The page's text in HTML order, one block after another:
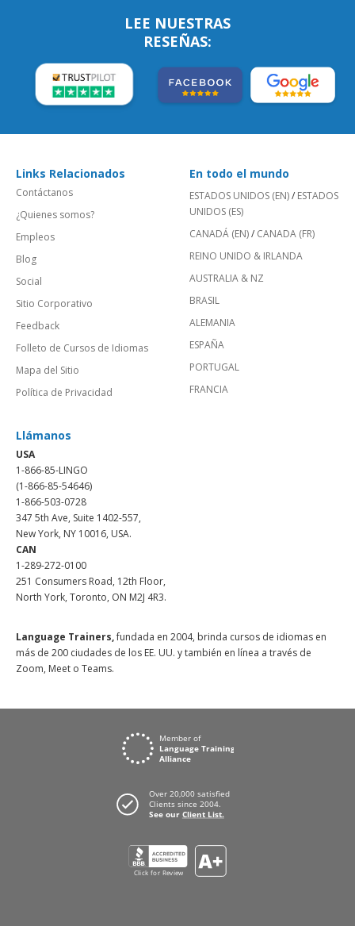
LEE NUESTRAS
RESEÑAS:
Links Relacionados
Contáctanos
¿Quienes somos?
Empleos
Blog
Social
Sitio Corporativo
Feedback
Folleto de Cursos de Idiomas
Mapa del Sitio
Política de Privacidad
En todo el mundo
ESTADOS UNIDOS (EN)/ ESTADOS
UNIDOS (ES)
CANADÁ (EN)/ CANADA (FR)
REINO UNIDO & IRLANDA
AUSTRALIA & NZ
BRASIL
ALEMANIA
ESPAÑA
PORTUGAL
FRANCIA
Llámanos
USA
1-866-85-LINGO
(1-866-85-54646)
1-866-503-0728
347 5th Ave, Suite 1402-557,
New York, NY 10016, USA.
CAN
1-289-272-0100
251 Consumers Road, 12th Floor,
North York, Toronto, ON M2J 4R3.
Language Trainers,fundada en 2004, brinda cursos de idiomas en
más de 200 ciudades de los EE. UU. y también en línea a través de
Zoom, Meet o Teams.